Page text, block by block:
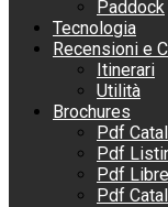
Paddock
Tecnologia
Recensioni e
Itinerari
Utilità
Brochures
Pdf
Pdf
Pdf
Pdf